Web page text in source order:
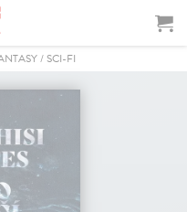
/ SCI-FI